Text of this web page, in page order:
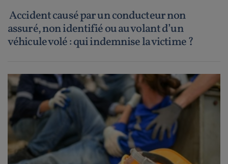
Accident causé par un conducteur non
assuré, non identifié ou au volant d’un
véhicule volé : qui indemnise la victime ?